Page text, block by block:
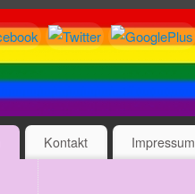
Kontakt Impressum